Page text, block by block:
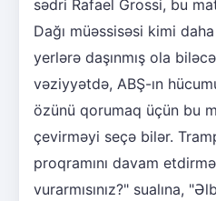
sədri Rafael Grossi, bu
Dağı müəssisəsi kimi
yerlərə daşınmış ola
vəziyyətdə, ABŞ-ın
özünü qorumaq üçün bu
çevirməyi seçə bilər.
proqramını davam
vurarmısınız?" sualına,